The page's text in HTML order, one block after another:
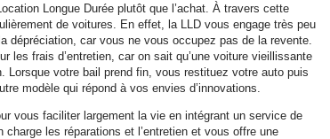
Longue Durée plutôt que l’achat. À travers cette
de voitures. En effet, la LLD vous engage très peu
dépréciation, car vous ne vous occupez pas de la revente.
les frais d’entretien, car on sait qu’une voiture vieillissante
Lorsque votre bail prend fin, vous restituez votre auto puis
modèle qui répond à vos envies d’innovations.
vous faciliter largement la vie en intégrant un service de
les réparations et l’entretien et vous offre une